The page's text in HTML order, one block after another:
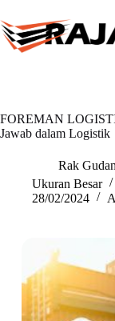
to
content
FOREMAN
Jawab dalam Logistik
Rak
Ukuran Besar
28/02/2024